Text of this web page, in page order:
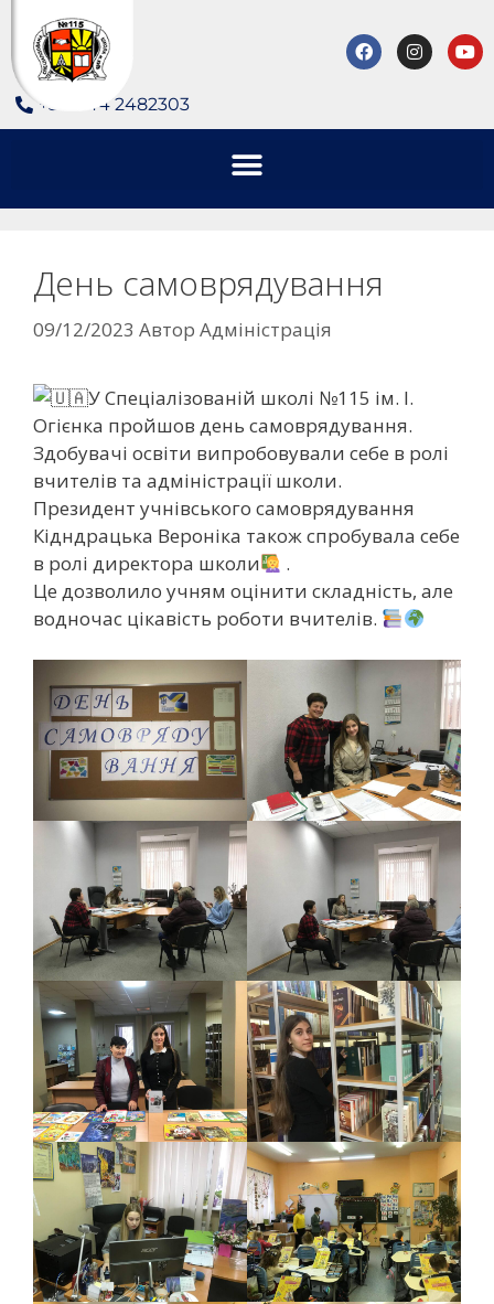
+380 44 2482303
День самоврядування
09/12/2023 Автор Адміністрація
У Спеціалізованій школі №115 ім. І.
Огієнка пройшов день самоврядування.
Здобувачі освіти випробовували себе в ролі
вчителів та адміністрації школи.
Президент учнівського самоврядування
Кідндрацька Вероніка також спробувала себе
в ролі директора школи
.
Це дозволило учням оцінити складність, але
водночас цікавість роботи вчителів.